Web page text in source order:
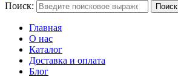
Поиск:
Поиск
Главная
О нас
Каталог
Доставка и оплата
Блог